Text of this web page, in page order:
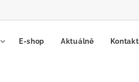
E-shop Aktuálně Kontakt